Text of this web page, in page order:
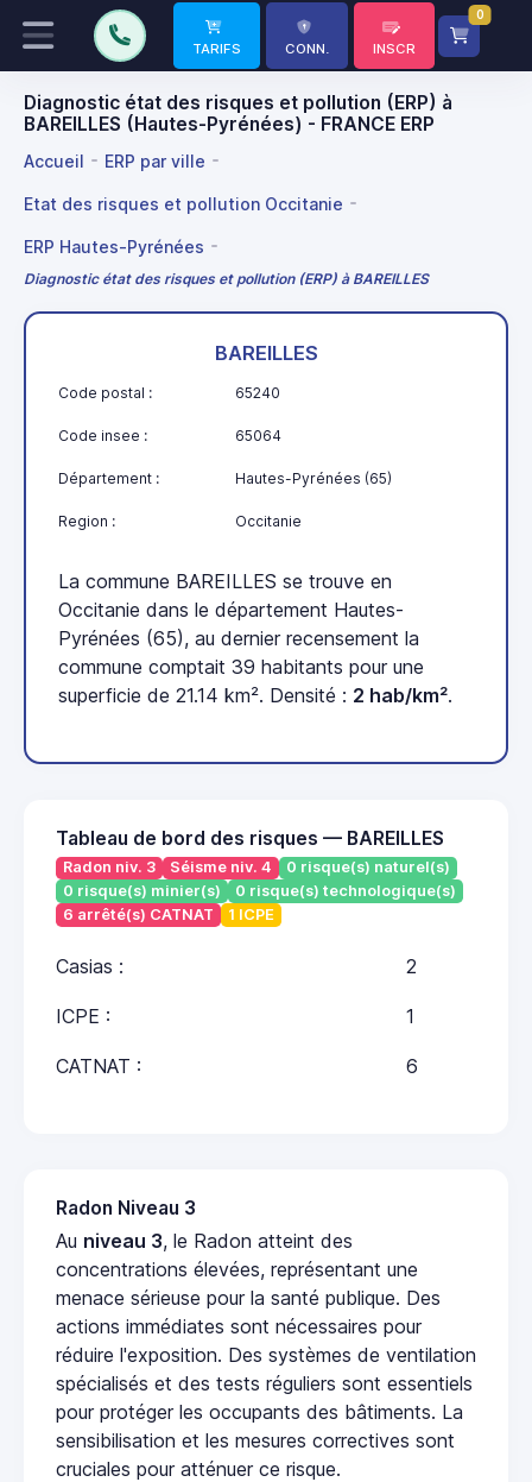
TARIFS CONN. INSCR
0
Diagnostic état des risques et pollution (ERP) à
BAREILLES (Hautes-Pyrénées) - FRANCE ERP
Accueil ERP par ville
Etat des risques et pollution Occitanie
ERP Hautes-Pyrénées
Diagnostic état des risques et pollution (ERP) à BAREILLES
BAREILLES
Code postal : 65240
Code insee : 65064
Département : Hautes-Pyrénées (65)
Region : Occitanie
La commune BAREILLES se trouve en
Occitanie dans le département Hautes-
Pyrénées (65), au dernier recensement la
commune comptait 39 habitants pour une
superficie de 21.14 km². Densité : 2 hab/km².
Tableau de bord des risques — BAREILLES
Radon niv. 3 Séisme niv. 4
0 risque(s) naturel(s)
0 risque(s) minier(s)
0 risque(s) technologique(s)
6 arrêté(s) CATNAT
1 ICPE
Casias : 2
ICPE : 1
CATNAT : 6
Radon Niveau 3
Au niveau 3, le Radon atteint des
concentrations élevées, représentant une
menace sérieuse pour la santé publique. Des
actions immédiates sont nécessaires pour
réduire l'exposition. Des systèmes de ventilation
spécialisés et des tests réguliers sont essentiels
pour protéger les occupants des bâtiments. La
sensibilisation et les mesures correctives sont
cruciales pour atténuer ce risque.